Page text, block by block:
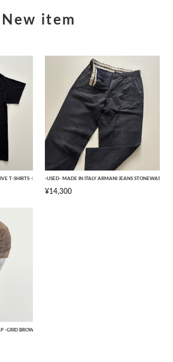
New item
T-SHIRTS -BLACK- [L]-USED- MADE IN ITALY ARMANI JEANS
¥14,300
-GRID BROWN CAMOUFLAGE- [ONE SIZE]